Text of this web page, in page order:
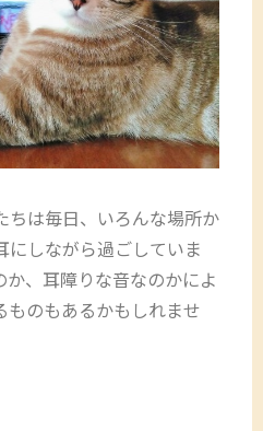
ちは毎日、いろんな場所か
にしながら過ごしていま
、耳障りな音なのかによ
ものもあるかもしれませ